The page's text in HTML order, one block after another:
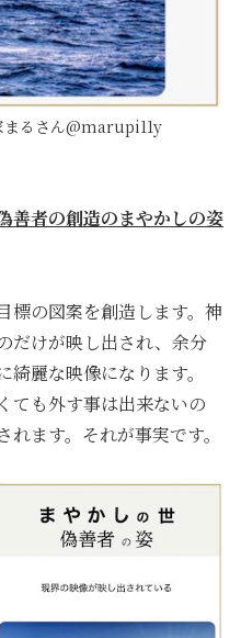
まるさん@marupi11y
善者の創造のまやかしの姿
標の図案を創造します。神
だけが映し出され、余分
麗な映像になります。
ても外す事は出来ないの
ます。それが事実です。